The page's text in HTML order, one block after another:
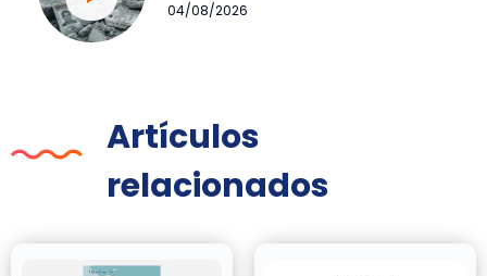
04/08/2026
Artículos
relacionados